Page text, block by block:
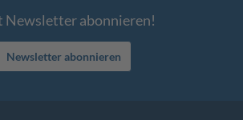
Newsletter abonnieren!
Newsletter abonnieren